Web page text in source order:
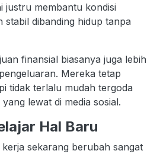
justru membantu kondisi
stabil dibanding hidup tanpa
finansial biasanya juga lebih
Mereka tetap
tidak terlalu mudah tergoda
lewat di media sosial.
Hal Baru
sekarang berubah sangat